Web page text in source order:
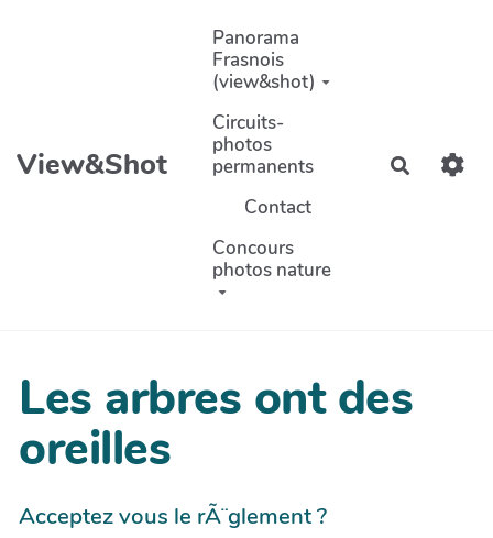
Aller au contenu principal
View&Shot
Panorama
Frasnois
(view&shot)
Circuits-
photos
permanents
Contact
Concours
photos nature
Les arbres ont des
oreilles
Acceptez vous le rÃ¨glement ?